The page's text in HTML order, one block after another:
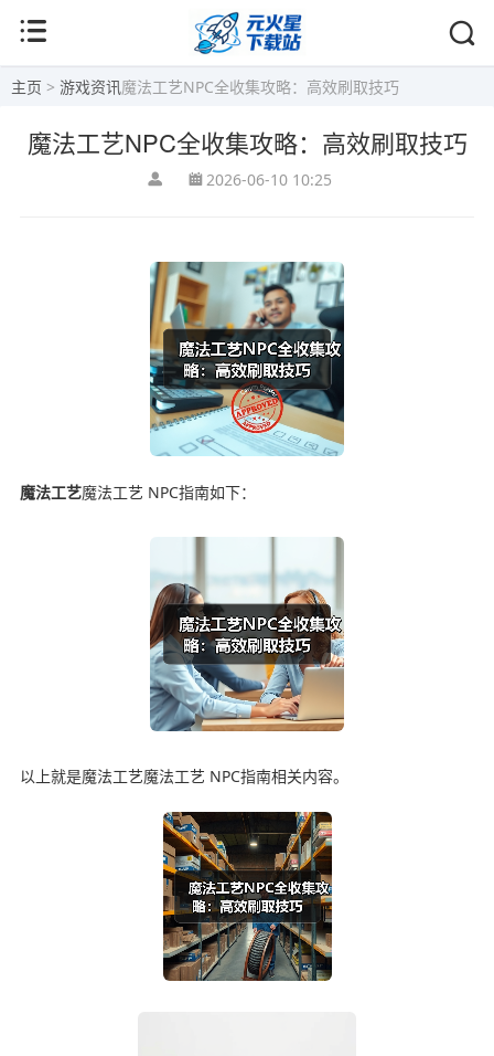
主页 > 游戏资讯魔法工艺NPC全收集攻略：高效刷取技巧
魔法工艺NPC全收集攻略：高效刷取技巧
2026-06-10 10:25
魔法工艺魔法工艺 NPC指南如下：
以上就是魔法工艺魔法工艺 NPC指南相关内容。